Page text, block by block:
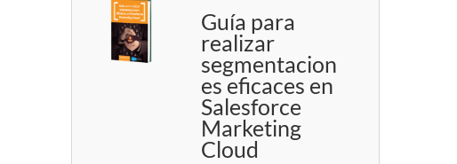
Guía para
realizar
segmentacion
es eficaces en
Salesforce
Marketing
Cloud